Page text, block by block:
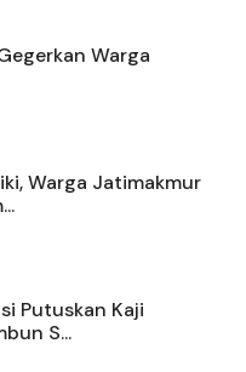
Warga
Warga Jatimakmur
Putuskan Kaji
S...